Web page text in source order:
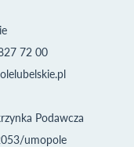
72 00
Podawcza
umopole